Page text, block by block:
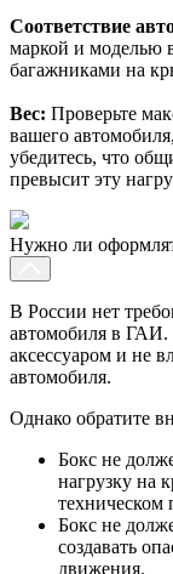
Соответствие
маркой и моделью
багажниками на
Вес: Проверьте
вашего
убедитесь, что
превысит эту
Нужно ли
В России нет
автомобиля в
аксессуаром и не
автомобиля.
Однако обратите
Бокс не
нагрузку на
техническом
Бокс не
создавать
движения.